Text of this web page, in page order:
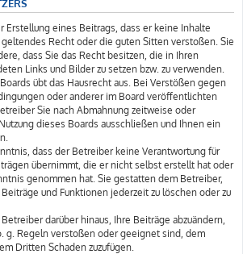
Erstellung eines Beitrags, dass er keine Inhalte
Recht oder die guten Sitten verstoßen. Sie
dass Sie das Recht besitzen, die in Ihren
Links und Bilder zu setzen bzw. zu verwenden.
übt das Hausrecht aus. Bei Verstößen gegen
oder anderer im Board veröffentlichten
Sie nach Abmahnung zeitweise oder
dieses Boards ausschließen und Ihnen ein
dass der Betreiber keine Verantwortung für
übernimmt, die er nicht selbst erstellt hat oder
genommen hat. Sie gestatten dem Betreiber,
und Funktionen jederzeit zu löschen oder zu
darüber hinaus, Ihre Beiträge abzuändern,
g. Regeln verstoßen oder geeignet sind, dem
Dritten Schaden zuzufügen.